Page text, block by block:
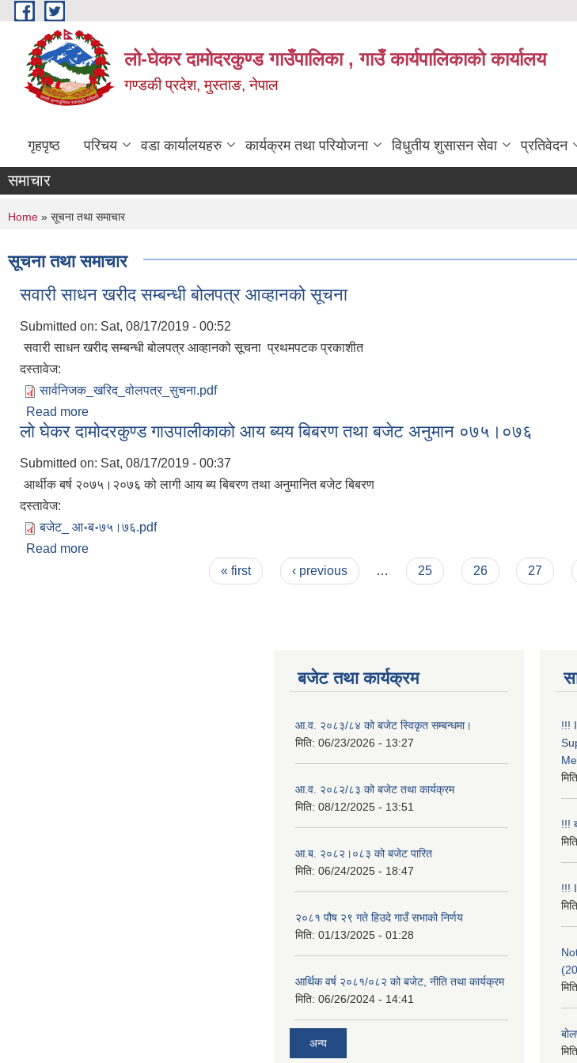
Skip to main content
लो-घेकर दामोदरकुण्ड गाउँपालिका , गाउँ कार्यपालिकाको कार्यालय
गण्डकी प्रदेश, मुस्ताङ, नेपाल
गृहपृष्ठ परिचय वडा कार्यालयहरु कार्यक्रम तथा परियोजना विधुतीय शुसासन सेवा प्रतिवेदन
समाचार
You are here
Home » सूचना तथा समाचार
सूचना तथा समाचार
सवारी साधन खरीद सम्बन्धी बोलपत्र आव्हानको सूचना
Submitted on: Sat, 08/17/2019 - 00:52
सवारी साधन खरीद सम्बन्धी बोलपत्र आव्हानको सूचना प्रथमपटक प्रकाशीत
दस्तावेज:
सार्वनिजक_खरिद_वोलपत्र_सुचना.pdf
Read more
लो घेकर दामोदरकुण्ड गाउपालीकाको आय ब्यय बिबरण तथा बजेट अनुमान ०७५।०७६
Submitted on: Sat, 08/17/2019 - 00:37
आर्थीक बर्ष २०७५।२०७६ को लागी आय ब्य बिबरण तथा अनुमानित बजेट बिबरण
दस्तावेज:
बजेट_ आ॰ब॰७५।७६.pdf
Read more
« first ‹ previous … 25 26 27
बजेट तथा कार्यक्रम
आ.व. २०८३/८४ को बजेट स्विकृत सम्बन्धमा।
मिति: 06/23/2026 - 13:27
आ.व. २०८२/८३ को बजेट तथा कार्यक्रम
मिति: 08/12/2025 - 13:51
आ.ब. २०८२।०८३ को बजेट पारित
मिति: 06/24/2025 - 18:47
२०८१ पौष २९ गते हिउदे गाउँ सभाको निर्णय
मिति: 01/13/2025 - 01:28
आर्थिक वर्ष २०८१/०८२ को बजेट, नीति तथा कार्यक्रम
मिति: 06/26/2024 - 14:41
अन्य
!!!
!!!
!!!